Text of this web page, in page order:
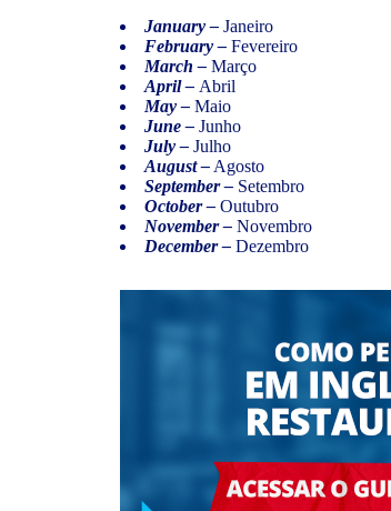
January – Janeiro
February – Fevereiro
March – Março
April – Abril
May – Maio
June – Junho
July – Julho
August – Agosto
September – Setembro
October – Outubro
November – Novembro
December – Dezembro